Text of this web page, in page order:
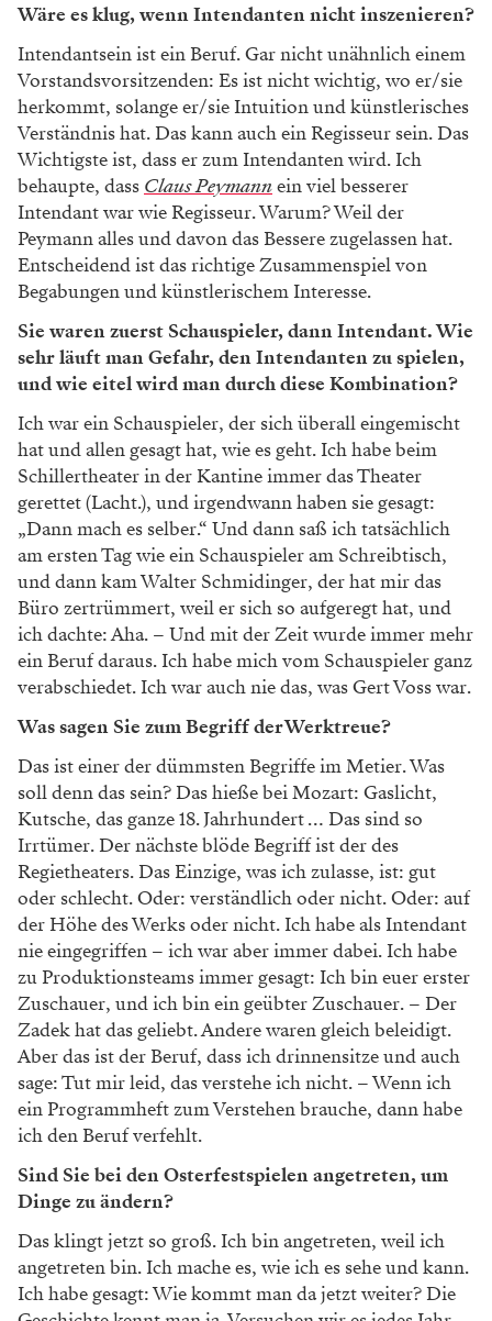
Wäre es klug, wenn Intendanten nicht inszenieren?
Intendantsein ist ein Beruf. Gar nicht unähnlich einem
Vorstandsvorsitzenden: Es ist nicht wichtig, wo er/sie
herkommt, solange er/sie Intuition und künstlerisches
Verständnis hat. Das kann auch ein Regisseur sein. Das
Wichtigste ist, dass er zum Intendanten wird. Ich
behaupte, dass Claus Peymannein viel besserer
Intendant war wie Regisseur. Warum? Weil der
Peymann alles und davon das Bessere zugelassen hat.
Entscheidend ist das richtige Zusammenspiel von
Begabungen und künstlerischem Interesse.
Sie waren zuerst Schauspieler, dann Intendant. Wie
sehr läuft man Gefahr, den Intendanten zu spielen,
und wie eitel wird man durch diese Kombination?
Ich war ein Schauspieler, der sich überall eingemischt
hat und allen gesagt hat, wie es geht. Ich habe beim
Schillertheater in der Kantine immer das Theater
gerettet (Lacht.), und irgendwann haben sie gesagt:
„Dann mach es selber.“ Und dann saß ich tatsächlich
am ersten Tag wie ein Schauspieler am Schreibtisch,
und dann kam Walter Schmidinger, der hat mir das
Büro zertrümmert, weil er sich so aufgeregt hat, und
ich dachte: Aha. – Und mit der Zeit wurde immer mehr
ein Beruf daraus. Ich habe mich vom Schauspieler ganz
verabschiedet. Ich war auch nie das, was Gert Voss war.
Was sagen Sie zum Begriff der Werktreue?
Das ist einer der dümmsten Begriffe im Metier. Was
soll denn das sein? Das hieße bei Mozart: Gaslicht,
Kutsche, das ganze 18. Jahrhundert … Das sind so
Irrtümer. Der nächste blöde Begriff ist der des
Regietheaters. Das Einzige, was ich zulasse, ist: gut
oder schlecht. Oder: verständlich oder nicht. Oder: auf
der Höhe des Werks oder nicht. Ich habe als Intendant
nie eingegriffen – ich war aber immer dabei. Ich habe
zu Produktionsteams immer gesagt: Ich bin euer erster
Zuschauer, und ich bin ein geübter Zuschauer. – Der
Zadek hat das geliebt. Andere waren gleich beleidigt.
Aber das ist der Beruf, dass ich drinnensitze und auch
sage: Tut mir leid, das verstehe ich nicht. – Wenn ich
ein Programmheft zum Verstehen brauche, dann habe
ich den Beruf verfehlt.
Sind Sie bei den Osterfestspielen angetreten, um
Dinge zu ändern?
Das klingt jetzt so groß. Ich bin angetreten, weil ich
angetreten bin. Ich mache es, wie ich es sehe und kann.
Ich habe gesagt: Wie kommt man da jetzt weiter? Die